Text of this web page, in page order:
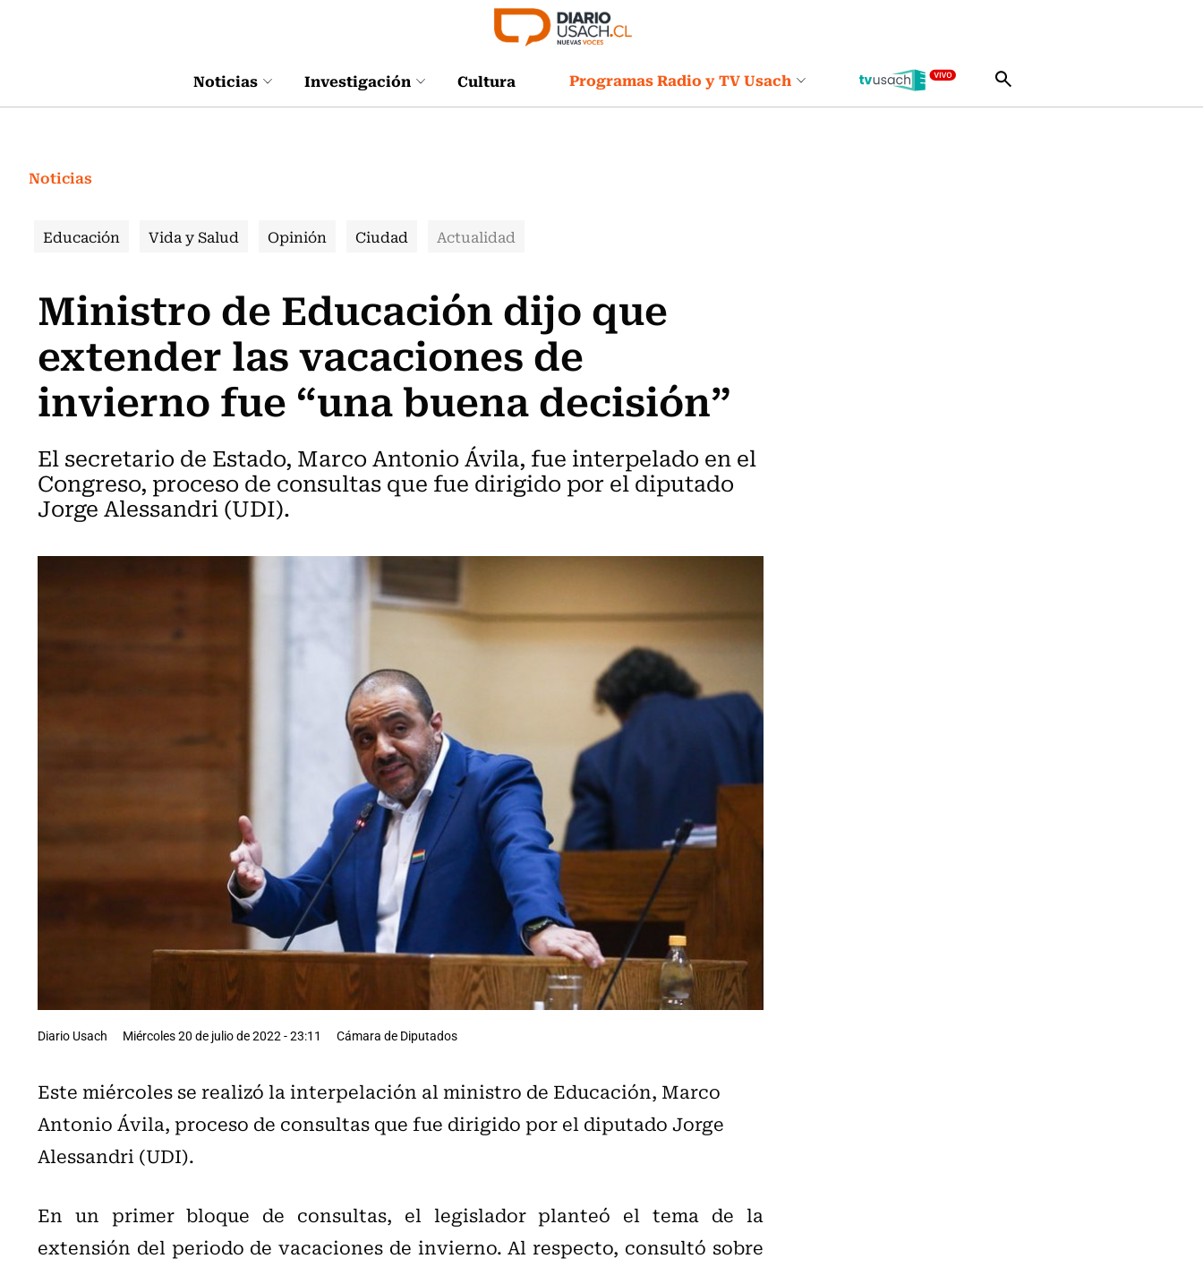
Noticias Investigación Cultura Programas Radio y TV Usach
Noticias
Educación Vida y Salud Opinión Ciudad Actualidad
Ministro de Educación dijo que
extender las vacaciones de
invierno fue “una buena decisión”
El secretario de Estado, Marco Antonio Ávila, fue interpelado en el
Congreso, proceso de consultas que fue dirigido por el diputado
Jorge Alessandri (UDI).
Diario Usach Miércoles 20 de julio de 2022 - 23:11 Cámara de Diputados
Este miércoles se realizó la interpelación al ministro de Educación, Marco
Antonio Ávila, proceso de consultas que fue dirigido por el diputado Jorge
Alessandri (UDI).
En un primer bloque de consultas, el legislador planteó el tema de la
extensión del periodo de vacaciones de invierno. Al respecto, consultó sobre